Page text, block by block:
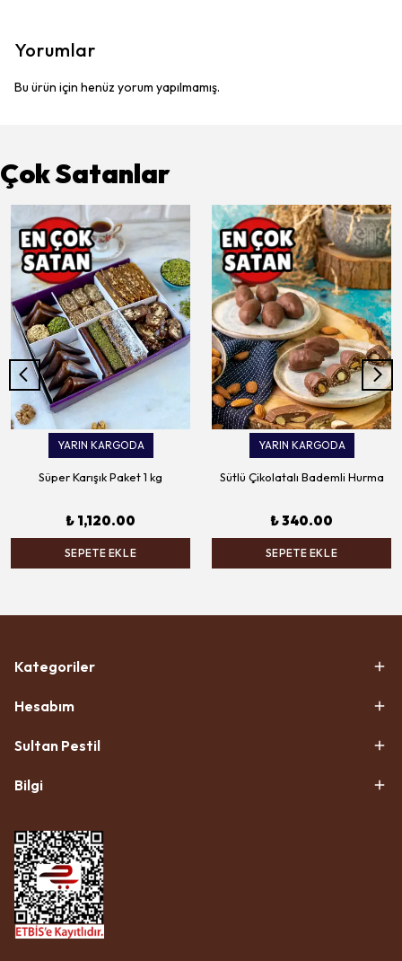
Yorumlar
Bu ürün için henüz yorum yapılmamış.
Çok Satanlar
YARIN KARGODA
Süper Karışık Paket 1 kg
₺ 1,120.00
SEPETE EKLE
YARIN KARGODA
Sütlü Çikolatalı Bademli Hurma
₺ 340.00
SEPETE EKLE
Kategoriler
Hesabım
Sultan Pestil
Bilgi